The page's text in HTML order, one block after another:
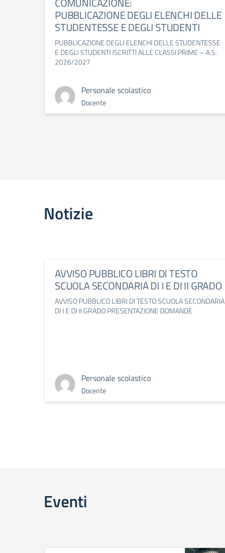
PUBBLICAZIONE DEGLI ELENCHI DELLE
STUDENTESSE E DEGLI STUDENTI
PUBBLICAZIONE DEGLI ELENCHI DELLE STUDENTESSE
E DEGLI STUDENTI ISCRITTI ALLE CLASSI PRIME – A.S.
2026/2027
Personale scolastico
Docente
Notizie
AVVISO PUBBLICO LIBRI DI TESTO
SCUOLA SECONDARIA DI I E DI II GRADO
AVVISO PUBBLICO LIBRI DI TESTO SCUOLA SECONDARIA
DI I E DI II GRADO PRESENTAZIONE DOMANDE
Personale scolastico
Docente
Eventi